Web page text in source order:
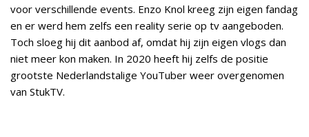
voor verschillende events. Enzo Knol kreeg zijn eigen fandag
en er werd hem zelfs een reality serie op tv aangeboden.
Toch sloeg hij dit aanbod af, omdat hij zijn eigen vlogs dan
niet meer kon maken. In 2020 heeft hij zelfs de positie
grootste Nederlandstalige YouTuber weer overgenomen
van StukTV.